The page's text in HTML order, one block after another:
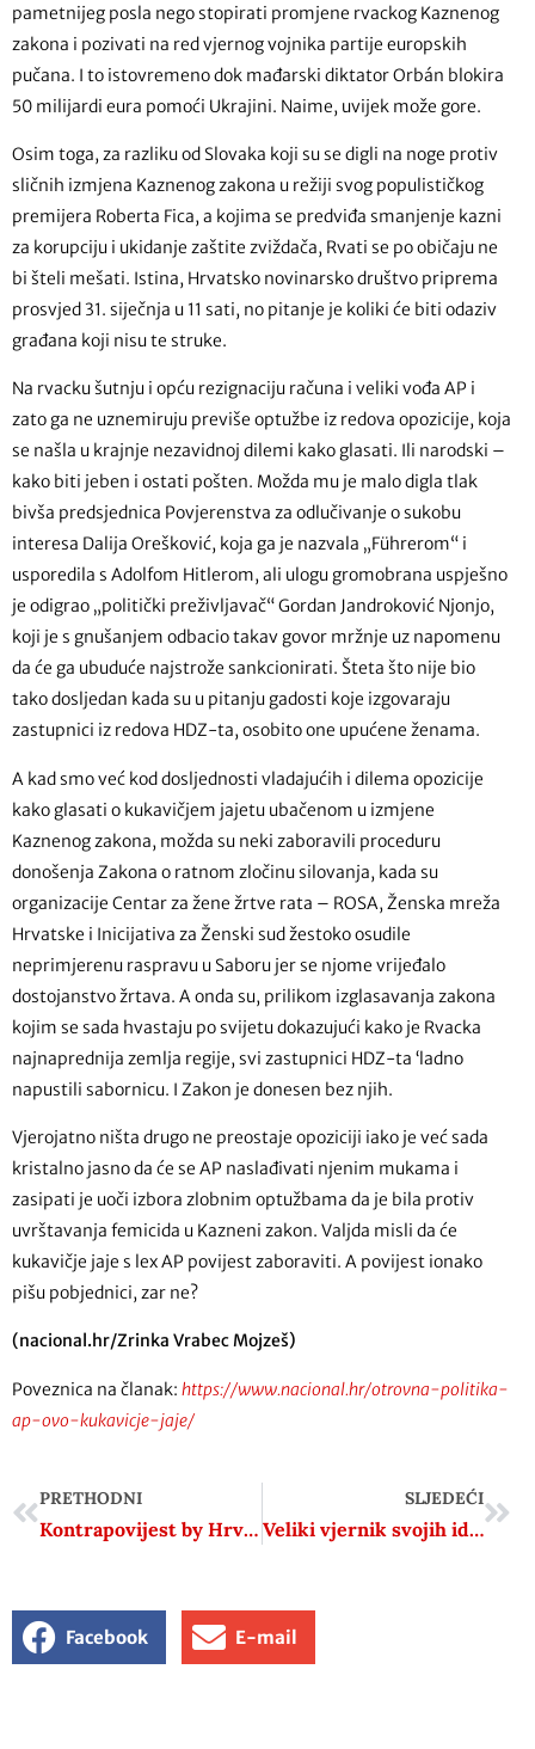
pametnijeg posla nego stopirati promjene rvackog Kaznenog
zakona i pozivati na red vjernog vojnika partije europskih
pučana. I to istovremeno dok mađarski diktator Orbán blokira
50 milijardi eura pomoći Ukrajini. Naime, uvijek može gore.
Osim toga, za razliku od Slovaka koji su se digli na noge protiv
sličnih izmjena Kaznenog zakona u režiji svog populističkog
premijera Roberta Fica, a kojima se predviđa smanjenje kazni
za korupciju i ukidanje zaštite zviždača, Rvati se po običaju ne
bi šteli mešati. Istina, Hrvatsko novinarsko društvo priprema
prosvjed 31. siječnja u 11 sati, no pitanje je koliki će biti odaziv
građana koji nisu te struke.
Na rvacku šutnju i opću rezignaciju računa i veliki vođa AP i
zato ga ne uznemiruju previše optužbe iz redova opozicije, koja
se našla u krajnje nezavidnoj dilemi kako glasati. Ili narodski –
kako biti jeben i ostati pošten. Možda mu je malo digla tlak
bivša predsjednica Povjerenstva za odlučivanje o sukobu
interesa Dalija Orešković, koja ga je nazvala „Führerom“ i
usporedila s Adolfom Hitlerom, ali ulogu gromobrana uspješno
je odigrao „politički preživljavač“ Gordan Jandroković Njonjo,
koji je s gnušanjem odbacio takav govor mržnje uz napomenu
da će ga ubuduće najstrože sankcionirati. Šteta što nije bio
tako dosljedan kada su u pitanju gadosti koje izgovaraju
zastupnici iz redova HDZ-ta, osobito one upućene ženama.
A kad smo već kod dosljednosti vladajućih i dilema opozicije
kako glasati o kukavičjem jajetu ubačenom u izmjene
Kaznenog zakona, možda su neki zaboravili proceduru
donošenja Zakona o ratnom zločinu silovanja, kada su
organizacije Centar za žene žrtve rata – ROSA, Ženska mreža
Hrvatske i Inicijativa za Ženski sud žestoko osudile
neprimjerenu raspravu u Saboru jer se njome vrijeđalo
dostojanstvo žrtava. A onda su, prilikom izglasavanja zakona
kojim se sada hvastaju po svijetu dokazujući kako je Rvacka
najnaprednija zemlja regije, svi zastupnici HDZ-ta ‘ladno
napustili sabornicu. I Zakon je donesen bez njih.
Vjerojatno ništa drugo ne preostaje opoziciji iako je već sada
kristalno jasno da će se AP naslađivati njenim mukama i
zasipati je uoči izbora zlobnim optužbama da je bila protiv
uvrštavanja femicida u Kazneni zakon. Valjda misli da će
kukavičje jaje s lex AP povijest zaboraviti. A povijest ionako
pišu pobjednici, zar ne?
(nacional.hr/Zrinka Vrabec Mojzeš)
Poveznica na članak: https://www.nacional.hr/otrovna-politika-
ap-ovo-kukavicje-jaje/
PRETHODNI
Kontrapovijest by Hrvoje Klasić #8 – Ivo Pejaković – Tko laže o Jasenovcu?
SLJEDEĆI
Veliki vjernik svojih ideja
Facebook E-mail